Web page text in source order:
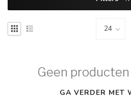
Geen
GA VERDER MET